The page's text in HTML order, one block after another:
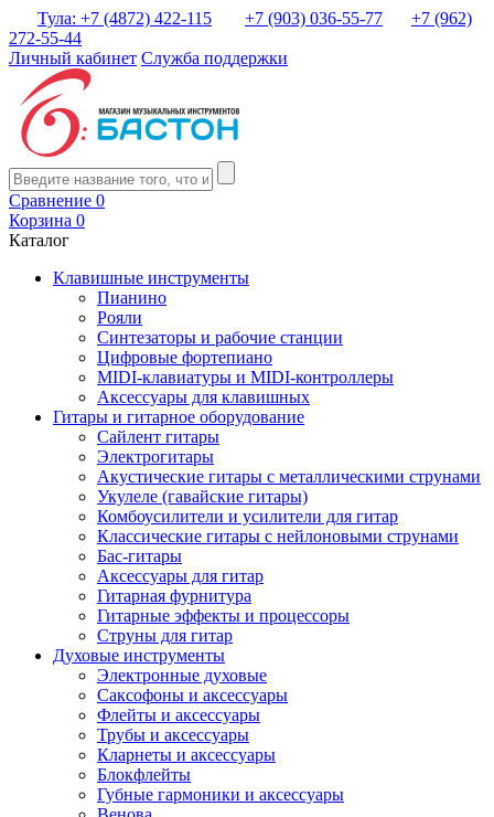
Тула: +7 (4872) 422-115 +7 (903) 036-55-77
+7 (962)
272-55-44
Личный кабинет Служба поддержки
Сравнение 0
Корзина 0
Каталог
Клавишные инструменты
Пианино
Рояли
Синтезаторы и рабочие станции
Цифровые фортепиано
MIDI-клавиатуры и MIDI-контроллеры
Аксессуары для клавишных
Гитары и гитарное оборудование
Сайлент гитары
Электрогитары
Акустические гитары с металлическими струнами
Укулеле (гавайские гитары)
Комбоусилители и усилители для гитар
Классические гитары с нейлоновыми струнами
Бас-гитары
Аксессуары для гитар
Гитарная фурнитура
Гитарные эффекты и процессоры
Струны для гитар
Духовые инструменты
Электронные духовые
Саксофоны и аксессуары
Флейты и аксессуары
Трубы и аксессуары
Кларнеты и аксессуары
Блокфлейты
Губные гармоники и аксессуары